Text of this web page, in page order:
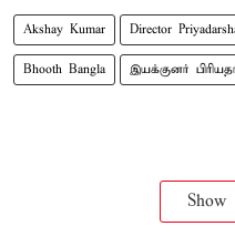
Akshay Kumar Director
Bhooth Bangla இயக்குனர்
Show